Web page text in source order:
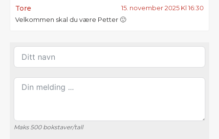
Tore 15. november 2025 Kl 16:30
Velkommen skal du være Petter 🙂
Maks 500 bokstaver/tall